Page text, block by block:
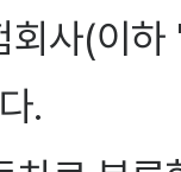
회사(이
.